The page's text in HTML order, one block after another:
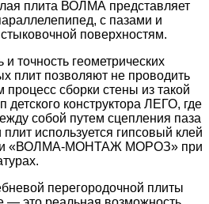
плита ВОЛМА представляет
с пазами и
поверхностям.
точность геометрических
плит позволяют не проводить
сборки стены из такой
конструктора ЛЕГО, где
собой путем сцепления паза
используется гипсовый клей
«ВОЛМА-МОНТАЖ МОРОЗ» при
перегородочной плиты